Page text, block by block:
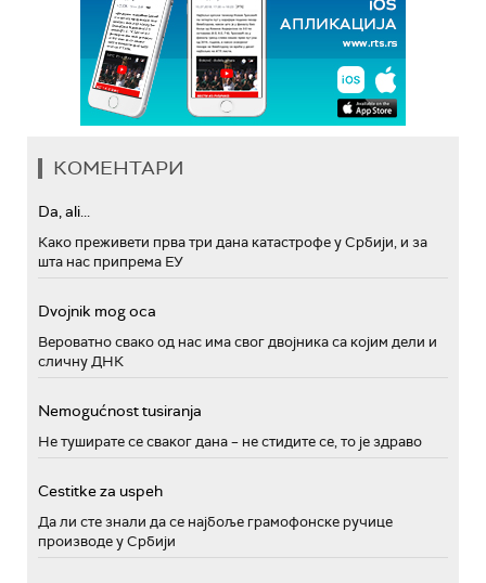
КОМЕНТАРИ
Da, ali...
Како преживети прва три дана катастрофе у Србији, и за
шта нас припрема ЕУ
Dvojnik mog oca
Вероватно свако од нас има свог двојника са којим дели и
сличну ДНК
Nemogućnost tusiranja
Не туширате се сваког дана – не стидите се, то је здраво
Cestitke za uspeh
Да ли сте знали да се најбоље грамофонске ручице
производе у Србији